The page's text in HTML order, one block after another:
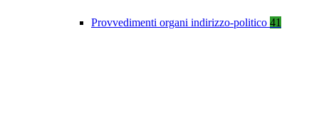
Provvedimenti organi indirizzo-politico 41